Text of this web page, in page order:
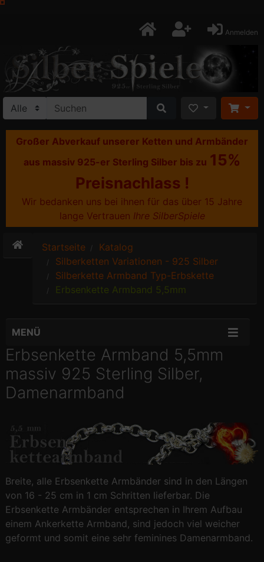
Anmelden
Großer Abverkauf unserer Ketten und Armbänder
aus massiv 925-er Sterling Silber bis zu 15%
Preisnachlass !
Wir bedanken uns bei ihnen für das über 15 Jahre
lange Vertrauen Ihre SilberSpiele
Startseite
Katalog
Silberketten Variationen - 925 Silber
Silberkette Armband Typ-Erbskette
Erbsenkette Armband 5,5mm
MENÜ
Erbsenkette Armband 5,5mm
massiv 925 Sterling Silber,
Damenarmband
Breite, alle Erbsenkette Armbänder sind in den Längen
von 16 - 25 cm in 1 cm Schritten lieferbar. Die
Erbsenkette Armbänder entsprechen in Ihrem Aufbau
einem Ankerkette Armband, sind jedoch viel weicher
geformt und somit eine sehr feminines Damenarmband.